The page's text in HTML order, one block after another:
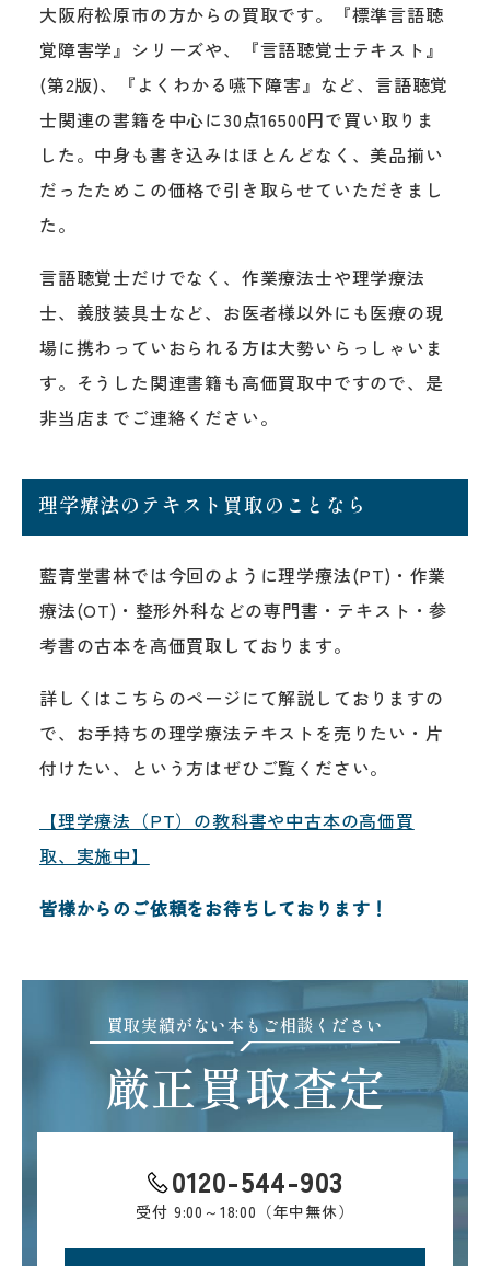
大阪府松原市の方からの買取です。『標準言語聴
覚障害学』シリーズや、『言語聴覚士テキスト』
(第2版)、『よくわかる嚥下障害』など、言語聴覚
士関連の書籍を中心に30点16500円で買い取りま
した。中身も書き込みはほとんどなく、美品揃い
だったためこの価格で引き取らせていただきまし
た。
言語聴覚士だけでなく、作業療法士や理学療法
士、義肢装具士など、お医者様以外にも医療の現
場に携わっていおられる方は大勢いらっしゃいま
す。そうした関連書籍も高価買取中ですので、是
非当店までご連絡ください。
理学療法のテキスト買取のことなら
藍青堂書林では今回のように理学療法(PT)・作業
療法(OT)・整形外科などの専門書・テキスト・参
考書の古本を高価買取しております。
詳しくはこちらのページにて解説しておりますの
で、お手持ちの理学療法テキストを売りたい・片
付けたい、という方はぜひご覧ください。
【理学療法（PT）の教科書や中古本の高価買
取、実施中】
皆様からのご依頼をお待ちしております！
買取実績がない本もご相談ください
厳正買取査定
0120-544-903
受付 9:00～18:00（年中無休）